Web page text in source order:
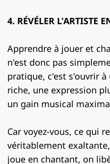
4. RÉVÉLER L'ARTISTE
Apprendre à jouer et
n'est donc pas
pratique, c'est s'ouvrir
riche, une expression
un gain musical
Car voyez-vous, ce qui
véritablement
joue en chantant, on